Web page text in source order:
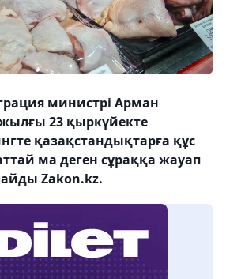
министрі Арман
23 қыркүйекте
қазақстандықтарға құс
ма деген сұраққа жауап
Zakon.kz.